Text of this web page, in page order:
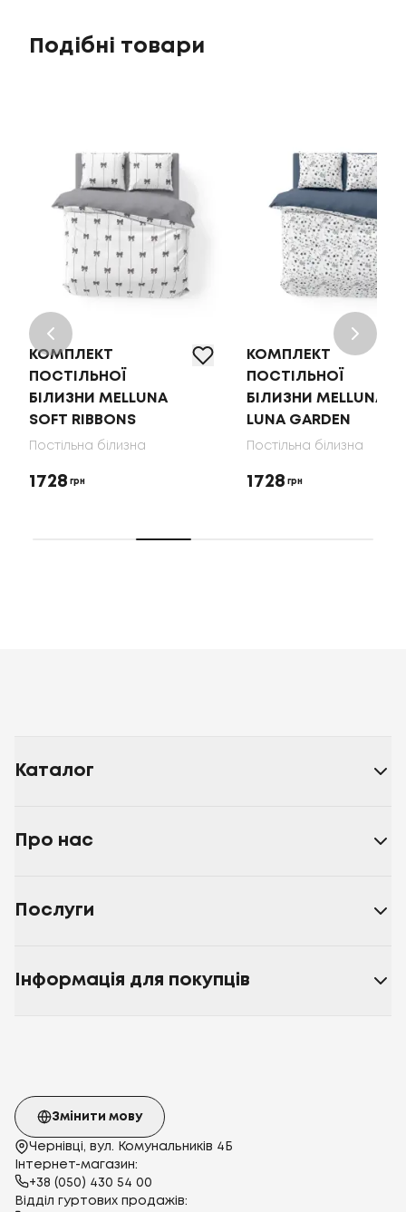
Подібні товари
КОМПЛЕКТ
ПОСТІЛЬНОЇ
БІЛИЗНИ MELLUNA
SOFT RIBBONS
Постільна білизна
1728 грн
КОМПЛЕКТ
ПОСТІЛЬНОЇ
БІЛИЗНИ MELLUNA
LUNA GARDEN
Постільна білизна
1728 грн
Каталог
Про нас
Послуги
Інформація для покупців
Чернівці, вул. Комунальників 4Б
Інтернет-магазин:
+38 (050) 430 54 00
Відділ гуртових продажів:
Змінити мову